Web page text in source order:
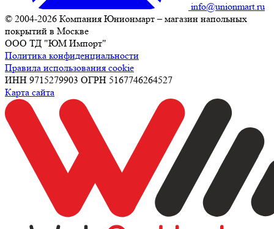
info@unionmart.ru
© 2004-2026 Компания Юнионмарт – магазин напольных
покрытий в Москве
ООО ТД "ЮМ Импорт"
Политика конфиденциальности
Правила использования cookie
ИНН 9715279903 ОГРН 5167746264527
Карта сайта